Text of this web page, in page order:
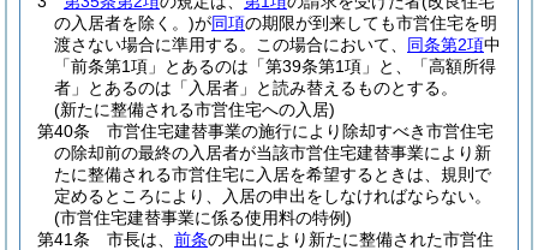
の入居者を除く。)が同項の期限が到来しても市営住宅を明
渡さない場合に準用する。
この場合において、 同条第2項中
「前条第1項」とあるのは「第39条第1項」と、「高額所得
者」とあるのは「入居者」と読み替えるものとする。
(新たに整備される市営住宅への入居)
第40条
市営住宅建替事業の施行により除却すべき市営住宅
の除却前の最終の入居者が当該市営住宅建替事業により新
たに整備される市営住宅に入居を希望するときは、規則で
定めるところにより、入居の申出をしなければならない。
(市営住宅建替事業に係る使用料の特例)
第41条
市長は、 前条の申出により新たに整備された市営住